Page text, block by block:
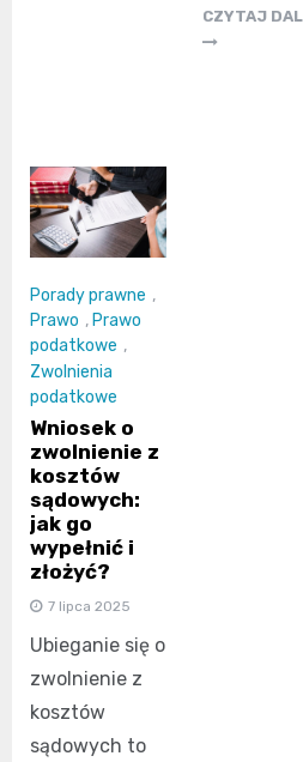
CZYTAJ
Porady prawne ,
Prawo , Prawo
podatkowe ,
Zwolnienia
podatkowe
Wniosek o
zwolnienie z
kosztów
sądowych:
jak go
wypełnić i
złożyć?
7 lipca 2025
Ubieganie się o
zwolnienie z
kosztów
sądowych to